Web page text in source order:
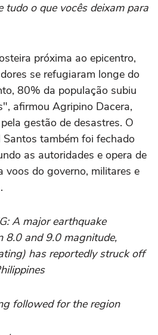
tudo o que vocês deixam para
próxima ao epicentro,
se refugiaram longe do
80% da população subiu
afirmou Agripino Dacera,
gestão de desastres. O
Santos também foi fechado
as autoridades e opera de
voos do governo, militares e
A major earthquake
8.0 and 9.0 magnitude,
has reportedly struck off
followed for the region